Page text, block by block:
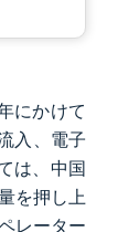
にかけて
入、電子
は、中国
を押し上
レーター